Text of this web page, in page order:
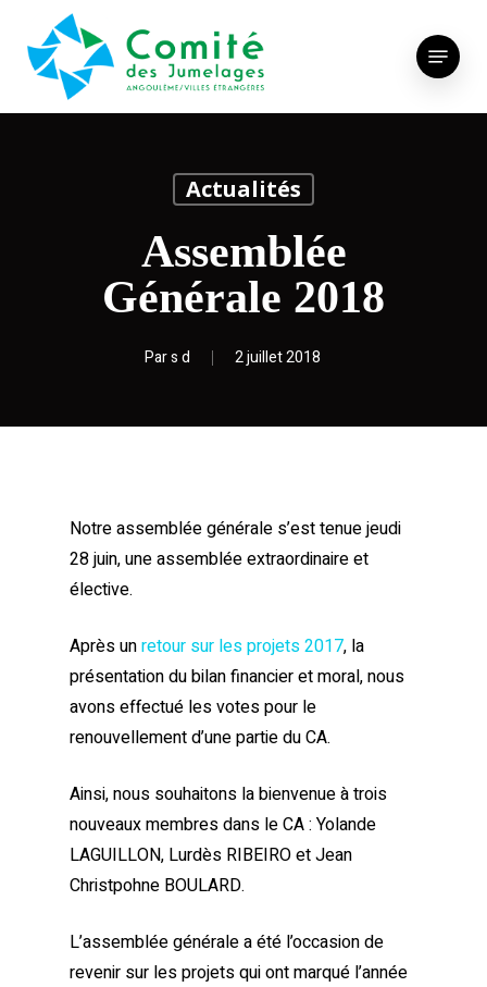
main
Menu
Actualités
Assemblée
Générale 2018
Pars d 2 juillet 2018
Notre assemblée générale s’est tenue jeudi
28 juin, une assemblée extraordinaire et
élective.
Après unretour sur les projets 2017, la
présentation du bilan financier et moral, nous
avons effectué les votes pour le
renouvellement d’une partie du CA.
Ainsi, nous souhaitons la bienvenue à trois
nouveaux membres dans le CA : Yolande
LAGUILLON, Lurdès RIBEIRO et Jean
Christpohne BOULARD.
L’assemblée générale a été l’occasion de
revenir sur les projets qui ont marqué l’année